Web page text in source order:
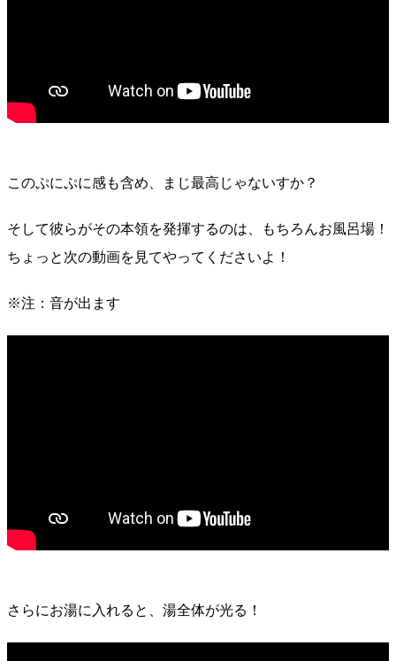
このぷにぷに感も含め、まじ最高じゃないすか？
そして彼らがその本領を発揮するのは、もちろんお風呂場！
ちょっと次の動画を見てやってくださいよ！
※注：音が出ます
さらにお湯に入れると、湯全体が光る！